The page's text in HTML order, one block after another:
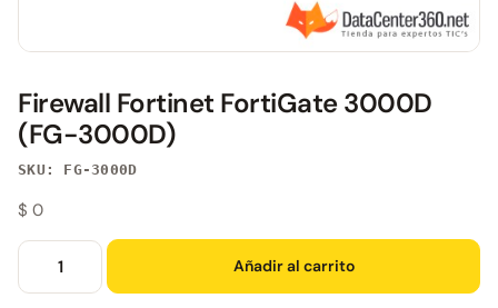
Firewall Fortinet FortiGate 3000D
(FG-3000D)
SKU: FG-3000D
$ 0
Añadir al carrito